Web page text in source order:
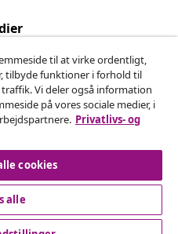
at fortryde din ordre.
køb
til at virke ordentligt,
tilbyde funktioner i forhold til
Vi deler også information
på vores sociale medier, i
Privatlivs- og
cookies
alle